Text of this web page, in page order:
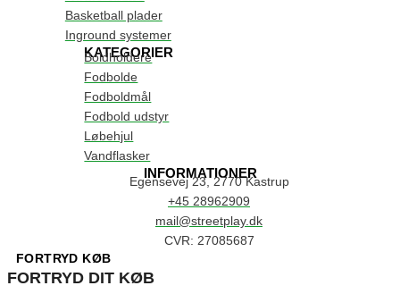
Basketball plader
Inground systemer
KATEGORIER
Boldholdere
Fodbolde
Fodboldmål
Fodbold udstyr
Løbehjul
Vandflasker
INFORMATIONER
Egensevej 23, 2770 Kastrup
+45 28962909
mail@streetplay.dk
CVR: 27085687
FORTRYD KØB
FORTRYD DIT KØB